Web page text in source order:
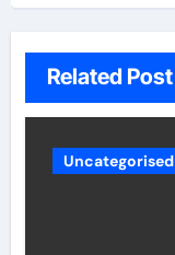
Related Post
Uncategorised